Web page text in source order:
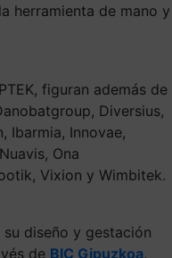
herramienta de mano y
figuran además de
Diversius,
Ibarmia, Innovae,
Ona
, Vixion y Wimbitek.
diseño y gestación
de BIC Gipuzkoa,